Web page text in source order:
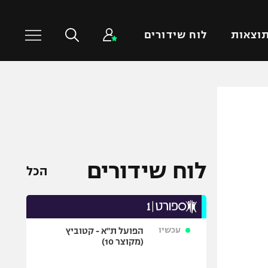
תוצאות לוח שידורים
שחייה
ג'ודו
ספורט אולימפי
לוח שידורים הכל
עכשיו
הפועל ת"א - קטוביץ
(מקוצר 10)